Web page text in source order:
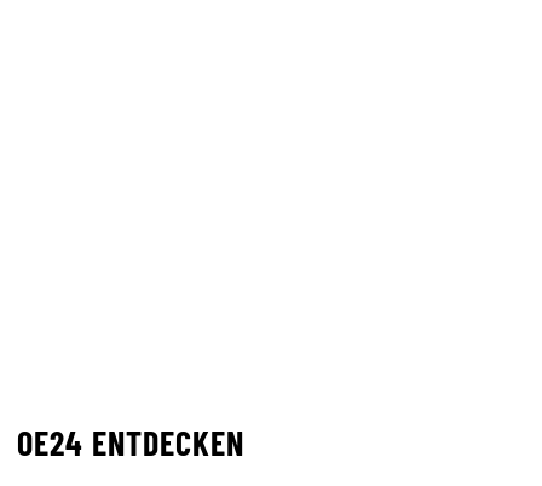
OE24 ENTDECKEN